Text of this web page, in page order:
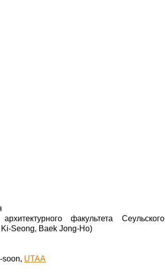
факультета Сеульского
Seong, Baek Jong-Ho)
soon, UTAA